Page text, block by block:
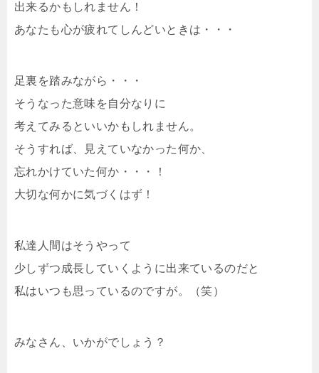
出来るかもしれません！
あなたも心が疲れてしんどいときは・・・
足裏を踏みながら・・・
そうなった意味を自分なりに
考えてみるといいかもしれません。
そうすれば、見えていなかった何か、
忘れかけていた何か・・・！
大切な何かに気づくはず！
私達人間はそうやって
少しずつ成長していくように出来ているのだと
私はいつも思っているのですが。（笑）
みなさん、いかがでしょう？